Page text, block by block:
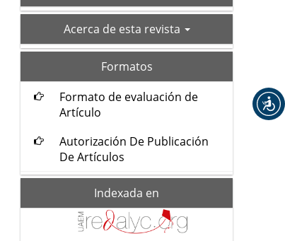
acerca-Acerca de esta revista
Formatos
Formato de evaluación de
Artículo
Autorización De Publicación
De Artículos
Indexada en